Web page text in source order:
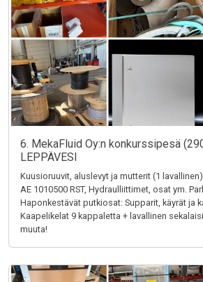
6. MekaFluid Oy:n konkurssipesä
LEPPÄVESI
Kuusioruuvit, aluslevyt ja mutterit (1
AE 1010500 RST, Hydraulliittimet, osat ym.
Haponkestävät putkiosat: Supparit, käyrät ja
Kaapelikelat 9 kappaletta + lavallinen
muuta!